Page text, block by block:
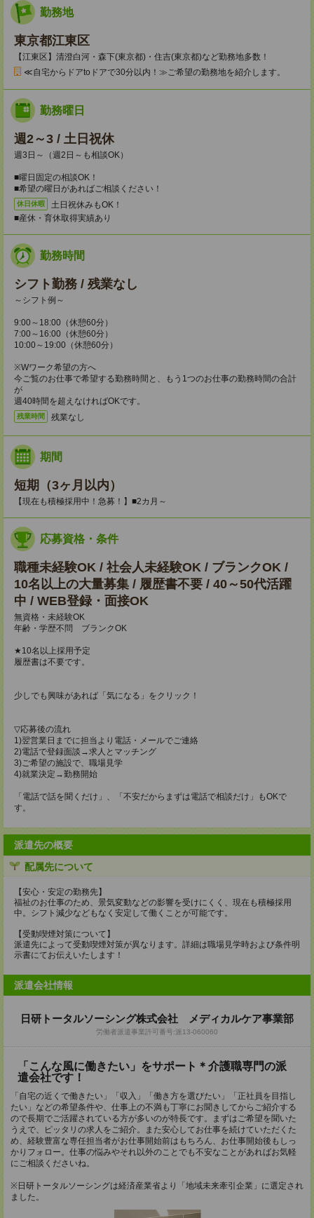
勤務地
東京都江東区
【江東区】清澄白河・森下(東京都)・住吉(東京都)など勤務地多数！
≪自宅からドアtoドアで30分以内！≫ご希望の勤務地を紹介します。
勤務曜日
週2～3 / 土日祝休
週3日～（週2日～も相談OK）
■曜日固定の相談OK！
■希望の曜日があればご相談ください！
休日休暇
土日祝休みもOK！
■産休・育休取得実績あり
勤務時間
シフト勤務 / 残業なし
～シフト例～
9:00～18:00（休憩60分）
7:00～16:00（休憩60分）
10:00～19:00（休憩60分）
※Wワーク希望の方へ
今ご覧のお仕事で希望する勤務時間と、もう1つのお仕事の勤務時間の合計
が
週40時間を超えなければOKです。
残業時間 残業なし
期間
短期（3ヶ月以内）
【現在も積極採用中！急募！】■2カ月～
応募資格・条件
職種未経験OK / 社会人未経験OK / ブランクOK /
10名以上の大量募集 / 履歴書不要 / 40～50代活躍
中 / WEB登録・面接OK
無資格・未経験OK
年齢・学歴不問 ブランクOK
★10名以上採用予定
履歴書は不要です。
少しでも興味があれば「気になる」をクリック！
▽応募後の流れ
1)翌営業日までに担当より電話・メールでご連絡
2)電話で登録面談→求人とマッチング
3)ご希望の施設で、職場見学
4)就業決定→勤務開始
「電話で話を聞くだけ」、「不安だからまずは電話で相談だけ」もOKで
す。
派遣先の概要
配属先について
【安心・安定の勤務先】
福祉のお仕事のため、景気変動などの影響を受けにくく、現在も積極採用
中。シフト減少などもなく安定して働くことが可能です。
【受動喫煙対策について】
派遣先によって受動喫煙対策が異なります。詳細は職場見学時および条件明
示書にてお伝えいたします！
派遣会社情報
日研トータルソーシング株式会社 メディカルケア事業部
労働者派遣事業許可番号:派13-060060
「こんな風に働きたい」をサポート＊介護職専門の派
遣会社です！
「自宅の近くで働きたい」「収入」「働き方を選びたい」「正社員を目指し
たい」などの希望条件や、仕事上の不満も丁寧にお聞きしてからご紹介する
ので長期でご活躍されている方が多いのが特長です。まずはご希望を聞いた
うえで、ピッタリの求人をご紹介。また安心してお仕事を続けていただくた
め、経験豊富な専任担当者がお仕事開始前はもちろん、お仕事開始後もしっ
かりフォロー。仕事の悩みやそれ以外のことでも不安なことがあればお気軽
にご相談くださいね。
※日研トータルソーシングは経済産業省より「地域未来牽引企業」に選定され
ました。